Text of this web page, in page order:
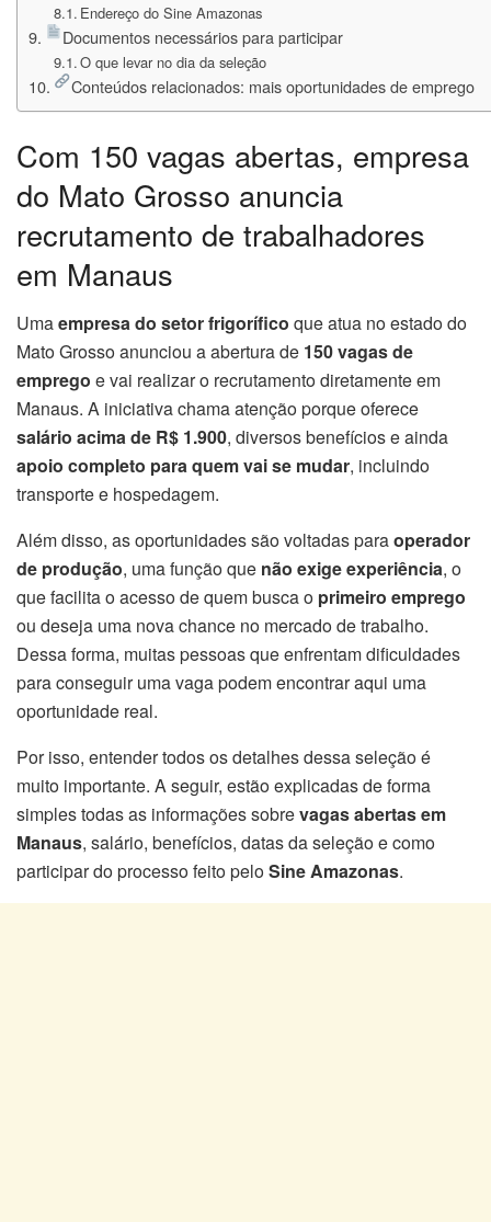
Endereço do Sine Amazonas
Documentos necessários para participar
O que levar no dia da seleção
Conteúdos relacionados: mais oportunidades de emprego
Com 150 vagas abertas, empresa
do Mato Grosso anuncia
recrutamento de trabalhadores
em Manaus
Umaempresa do setor frigorífico que atua no estado do
Mato Grosso anunciou a abertura de 150 vagas de
emprego e vai realizar o recrutamento diretamente em
Manaus. A iniciativa chama atenção porque oferece
salário acima de R$ 1.900, diversos benefícios e ainda
apoio completo para quem vai se mudar, incluindo
transporte e hospedagem.
Além disso, as oportunidades são voltadas paraoperador
de produção, uma função que não exige experiência, o
que facilita o acesso de quem busca o primeiro emprego
ou deseja uma nova chance no mercado de trabalho.
Dessa forma, muitas pessoas que enfrentam dificuldades
para conseguir uma vaga podem encontrar aqui uma
oportunidade real.
Por isso, entender todos os detalhes dessa seleção é
muito importante. A seguir, estão explicadas de forma
simples todas as informações sobrevagas abertas em
Manaus, salário, benefícios, datas da seleção e como
participar do processo feito peloSine Amazonas.